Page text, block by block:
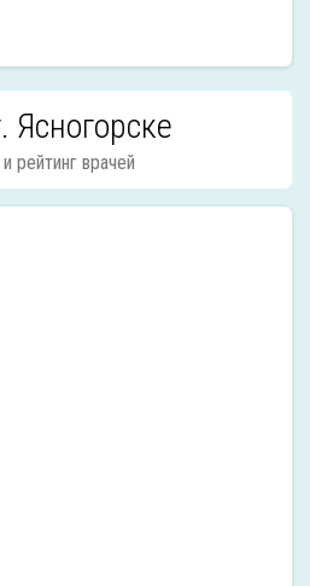
Ясногорске
рейтинг врачей